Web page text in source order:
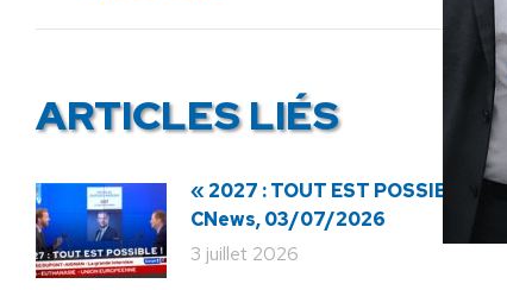
ARTICLES LIÉS
« 2027 : TOUT EST POSSIBLE ! » ·
CNews, 03/07/2026
3 juillet 2026